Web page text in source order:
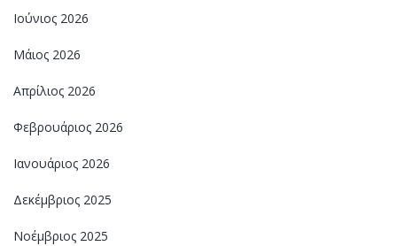
Ιούνιος 2026
Μάιος 2026
Απρίλιος 2026
Φεβρουάριος 2026
Ιανουάριος 2026
Δεκέμβριος 2025
Νοέμβριος 2025